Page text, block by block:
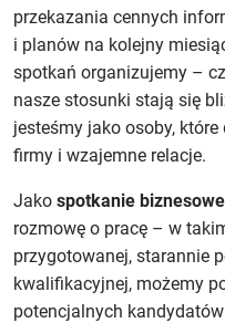
przekazania cennych
i planów na kolejny
spotkań organizujemy –
nasze stosunki stają się
jesteśmy jako osoby,
firmy i wzajemne relacje.
Jako spotkanie biznesowe
rozmowę o pracę – w
przygotowanej, starannie
kwalifikacyjnej, możemy
potencjalnych